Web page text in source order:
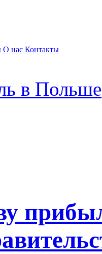
О нас Контакты
в Польше